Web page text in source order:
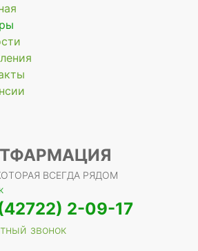
ВСЕГДА РЯДОМ
2-09-17
звонок